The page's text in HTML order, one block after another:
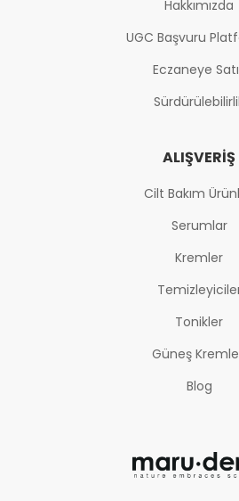
Hakkımızda
UGC Başvuru
Eczaneye
ALIŞVERIŞ
Cilt Bakım
Serumlar
Kremler
Tonikler
Güneş
Blog